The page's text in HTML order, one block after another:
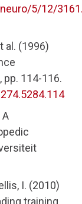
5/12/
al. (1996)
pp. 114-116.
A
I. (2010)
training